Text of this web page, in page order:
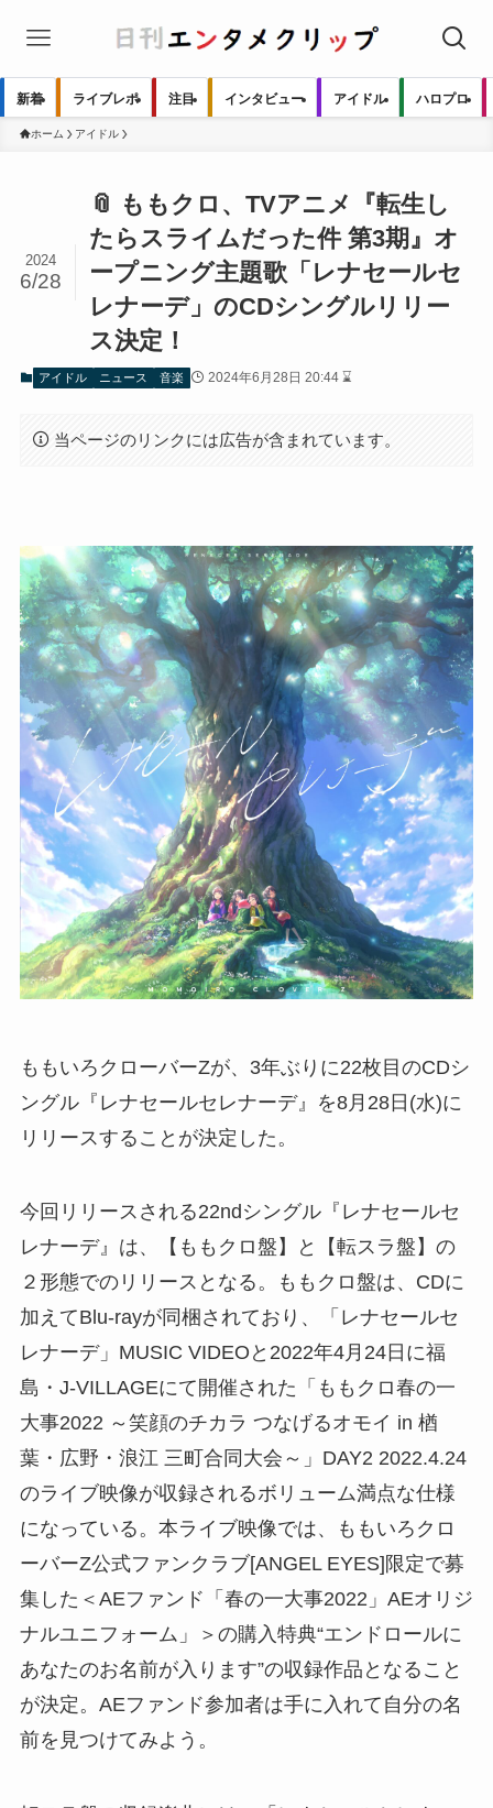
新着 ライブレポ 注目 インタビュー アイドル ハロプロ
ホーム アイドル
📎 ももクロ、TVアニメ『転生し
たらスライムだった件 第3期』オ
ープニング主題歌「レナセールセ
レナーデ」のCDシングルリリー
ス決定！
2024
6/28
アイドル ニュース 音楽 2024年6月28日 20:44 ⌛
当ページのリンクには広告が含まれています。
ももいろクローバーZが、3年ぶりに22枚目のCDシ
ングル『レナセールセレナーデ』を8月28日(水)に
リリースすることが決定した。
今回リリースされる22ndシングル『レナセールセ
レナーデ』は、【ももクロ盤】と【転スラ盤】の
２形態でのリリースとなる。ももクロ盤は、CDに
加えてBlu-rayが同梱されており、「レナセールセ
レナーデ」MUSIC VIDEOと2022年4月24日に福
島・J-VILLAGEにて開催された「ももクロ春の一
大事2022 ～笑顔のチカラ つなげるオモイ in 楢
葉・広野・浪江 三町合同大会～」DAY2 2022.4.24
のライブ映像が収録されるボリューム満点な仕様
になっている。本ライブ映像では、ももいろクロ
ーバーZ公式ファンクラブ[ANGEL EYES]限定で募
集した＜AEファンド「春の一大事2022」AEオリジ
ナルユニフォーム」＞の購入特典“エンドロールに
あなたのお名前が入ります”の収録作品となること
が決定。AEファンド参加者は手に入れて自分の名
前を見つけてみよう。